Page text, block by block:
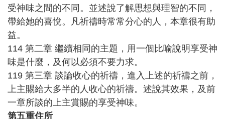
受神味之間的不同。並述說了解思想與理智的不同，
帶給她的喜悅。凡祈禱時常常分心的人，本章很有助
益。
114 第二章 繼續相同的主題，用一個比喻說明享受神
味是什麼，及何以必須不要力求。
119 第三章 談論收心的祈禱，進入上述的祈禱之前，
上主賜給大多半的人收心的祈禱。述說其效果，及前
一章所談的上主賞賜的享受神味。
第五重住所